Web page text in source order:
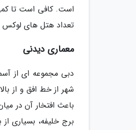
است. کافی است تا
تعداد هتل های
معماری دیدنی
دبی مجموعه ای از
باعث افتخار آن در
برج خلیفه، بسیاری